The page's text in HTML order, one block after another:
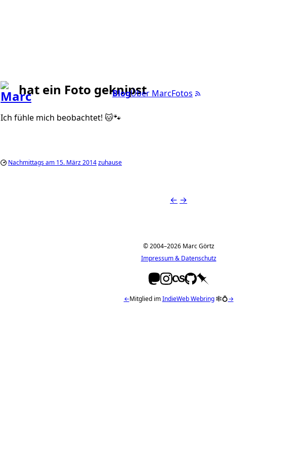
BlogÜber MarcFotos
hat ein Foto geknipst
Ich fühle mich beobachtet! 🐱🐾
Nachmittags am 15. März 2014zuhause
← →
© 2004–2026 Marc Görtz
Impressum & Datenschutz
←Mitglied imIndieWeb Webring🕸💍→